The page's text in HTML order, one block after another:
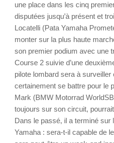
une place dans les cinq
disputées jusqu’à présent et
Locatelli (Pata Yamaha
monter sur la plus haute
son premier podium avec une
Course 2 suivie d’une
pilote lombard sera à surveiller
certainement se battre pour le
Mark (BMW Motorrad
toujours sur son circuit,
Dans le passé, il a terminé sur
Yamaha : sera-t-il capable de